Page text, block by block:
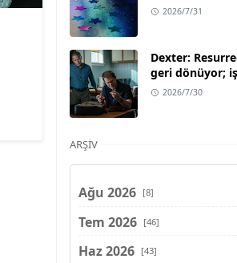
2026/7/31
Dexter:
geri dönüyor;
2026/7/30
ARŞIV
Ağu 2026 [8]
Tem 2026 [46]
Haz 2026 [43]